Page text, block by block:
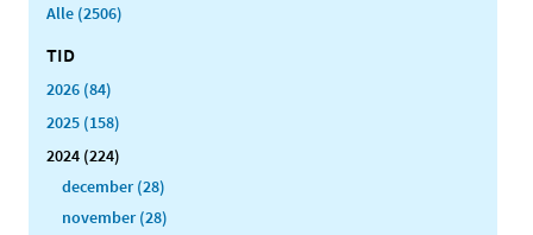
Alle (2506)
TID
2026 (84)
2025 (158)
2024 (224)
december (28)
november (28)